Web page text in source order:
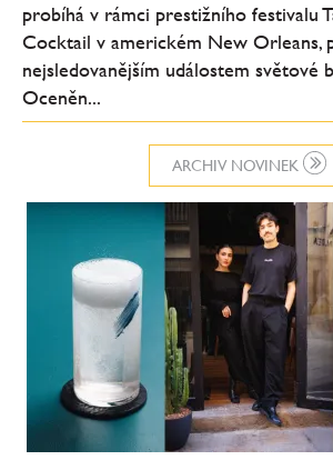
ARCHIV NOVINEK
probíhá v rámci prestižního festivalu
Cocktail v americkém New Orleans,
nejsledovanějším událostem světové
Oceněn...